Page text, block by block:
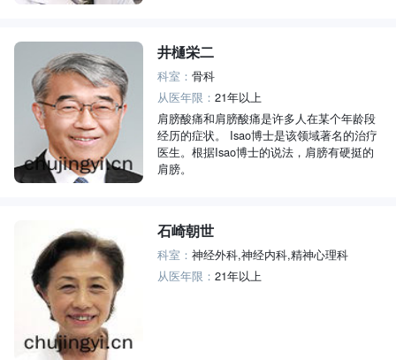
井樋栄二
科室：骨科
从医年限：21年以上
肩膀酸痛和肩膀酸痛是许多人在某个年龄段
经历的症状。 Isao博士是该领域著名的治疗
医生。根据Isao博士的说法，肩膀有硬挺的
肩膀。
石崎朝世
科室：神经外科,神经内科,精神心理科
从医年限：21年以上